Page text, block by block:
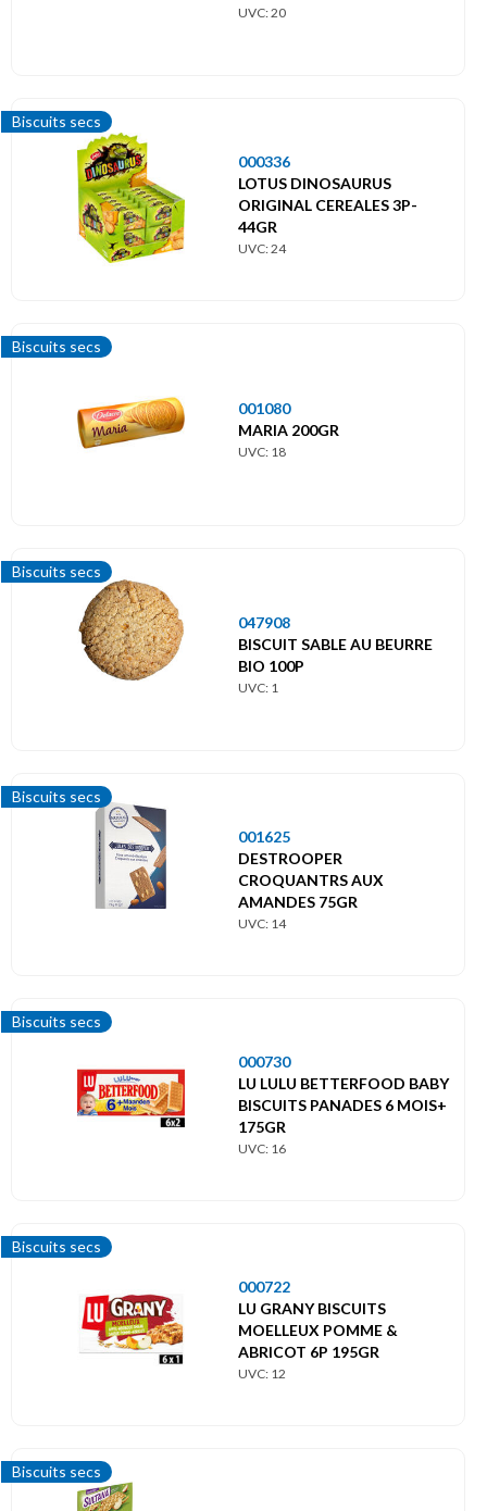
UVC: 20
Biscuits secs
000336
LOTUS DINOSAURUS
ORIGINAL CEREALES 3P-
44GR
UVC: 24
Biscuits secs
001080
MARIA 200GR
UVC: 18
Biscuits secs
047908
BISCUIT SABLE AU BEURRE
BIO 100P
UVC: 1
Biscuits secs
001625
DESTROOPER
CROQUANTRS AUX
AMANDES 75GR
UVC: 14
Biscuits secs
000730
LU LULU BETTERFOOD BABY
BISCUITS PANADES 6 MOIS+
175GR
UVC: 16
Biscuits secs
000722
LU GRANY BISCUITS
MOELLEUX POMME &
ABRICOT 6P 195GR
UVC: 12
Biscuits secs